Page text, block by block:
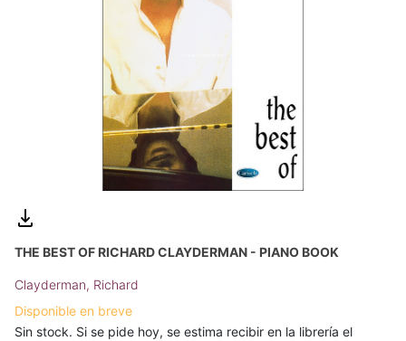
THE BEST OF RICHARD CLAYDERMAN - PIANO BOOK
Clayderman, Richard
Disponible en breve
Sin stock. Si se pide hoy, se estima recibir en la librería el